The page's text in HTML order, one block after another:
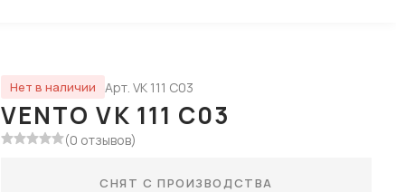
Нет в наличии Арт. VK 111 C03
VENTO VK 111 C03
(0 отзывов)
СНЯТ С ПРОИЗВОДСТВА